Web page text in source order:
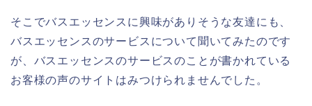
そこでバスエッセンスに興味がありそうな友達にも、
バスエッセンスのサービスについて聞いてみたのです
が、バスエッセンスのサービスのことが書かれている
お客様の声のサイトはみつけられませんでした。